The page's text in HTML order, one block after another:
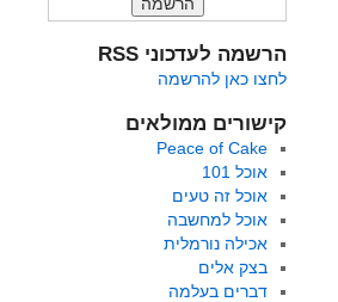
הרשמה לעדכוני RSS
לחצו כאן להרשמה
קישורים ממולאים
Peace of Cake
אוכל 101
אוכל זה טעים
אוכל למחשבה
אכילה נורמלית
בצק אלים
דברים בעלמה